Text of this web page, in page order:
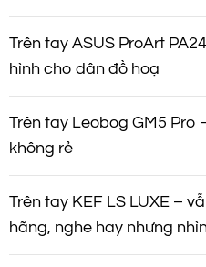
Trên tay ASUS ProArt
hình cho dân đồ hoạ
Trên tay Leobog GM5 Pro
không rẻ
Trên tay KEF LS LUXE –
hãng, nghe hay nhưng